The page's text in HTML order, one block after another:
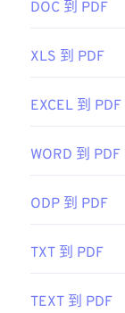
大多數網頁瀏
更高級的功能
開發者： ISO
實用連結：
https://
DOC 到 PDF
XLS 到 PDF
EXCEL 到 PDF
WORD 到 PDF
ODP 到 PDF
TXT 到 PDF
TEXT 到 PDF